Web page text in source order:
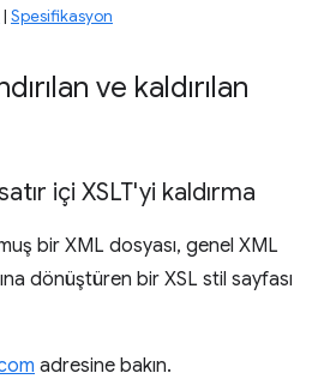
| Spesifikasyon
ve kaldırılan
içi XSLT'yi kaldırma
bir XML dosyası, genel XML
dönüştüren bir XSL stil sayfası
adresine bakın.